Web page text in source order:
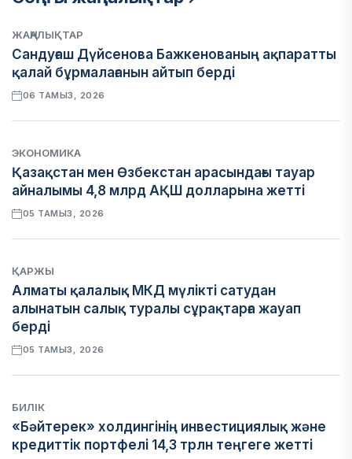
ЖАҢАЛЫҚТАР
Сандуғаш Дүйсенова Бажкенованың ақпаратты
қалай бұрмалағанын айтып берді
06 ТАМЫЗ, 2026
ЭКОНОМИКА
Қазақстан мен Өзбекстан арасындағы тауар
айналымы 4,8 млрд АҚШ долларына жетті
05 ТАМЫЗ, 2026
ҚАРЖЫ
Алматы қалалық МКД мүлікті сатудан
алынатын салық туралы сұрақтарға жауап
берді
05 ТАМЫЗ, 2026
БИЛІК
«Бәйтерек» холдингінің инвестициялық және
кредиттік портфелі 14,3 трлн теңгеге жетті